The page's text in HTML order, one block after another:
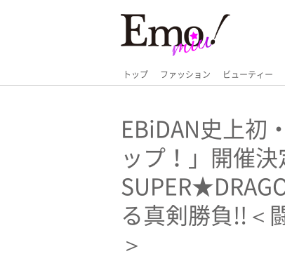
トップ ファッション ビューティー
EBiDAN史上初
ップ！」開催決
る真剣勝負!!＜
＞